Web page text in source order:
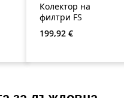
Колектор на
филтри FS
Редовна цена:
199,92 €